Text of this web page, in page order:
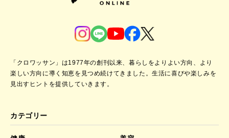
「クロワッサン」は1977年の創刊以来、暮らしをよりよい方向、より
楽しい方向に導く知恵を見つめ続けてきました。生活に喜びや楽しみを
見出すヒントを提供していきます。
カテゴリー